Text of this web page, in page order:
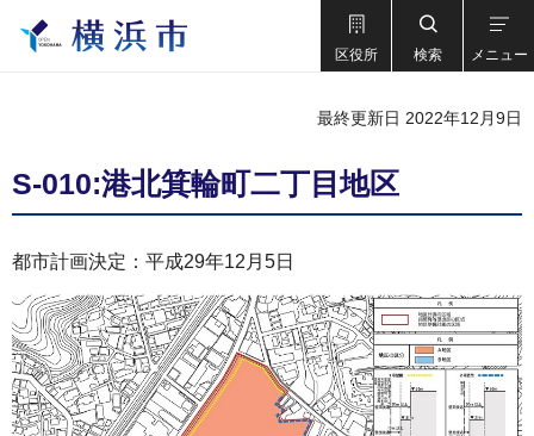
区役所 検索 メニュー
最終更新日 2022年12月9日
S-010:港北箕輪町二丁目地区
都市計画決定：平成29年12月5日